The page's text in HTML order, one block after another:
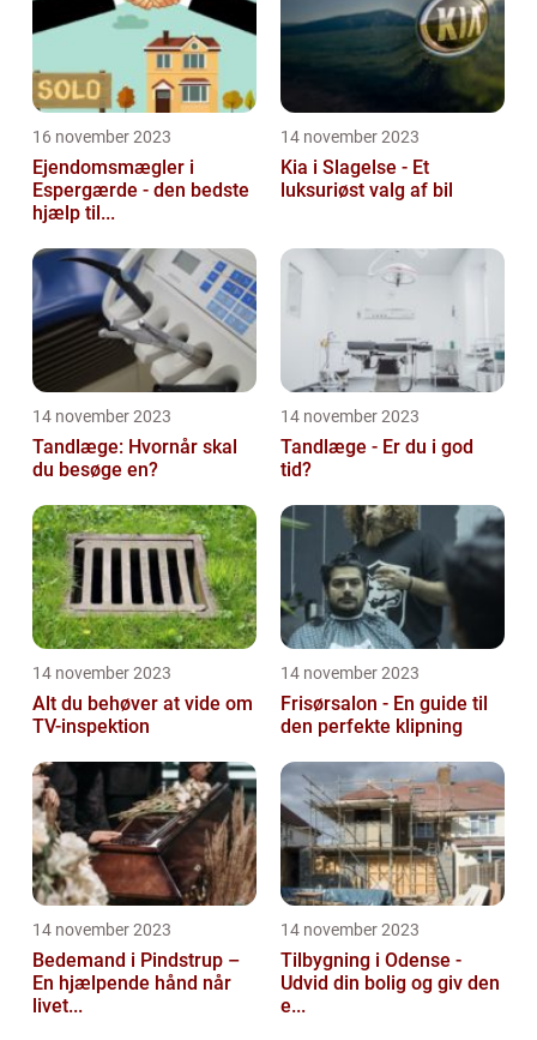
16 november 2023
Ejendomsmægler i
Espergærde - den bedste
hjælp til...
14 november 2023
Kia i Slagelse - Et
luksuriøst valg af bil
14 november 2023
Tandlæge: Hvornår skal
du besøge en?
14 november 2023
Tandlæge - Er du i god
tid?
14 november 2023
Alt du behøver at vide om
TV-inspektion
14 november 2023
Frisørsalon - En guide til
den perfekte klipning
14 november 2023
Bedemand i Pindstrup –
En hjælpende hånd når
livet...
14 november 2023
Tilbygning i Odense -
Udvid din bolig og giv den
e...